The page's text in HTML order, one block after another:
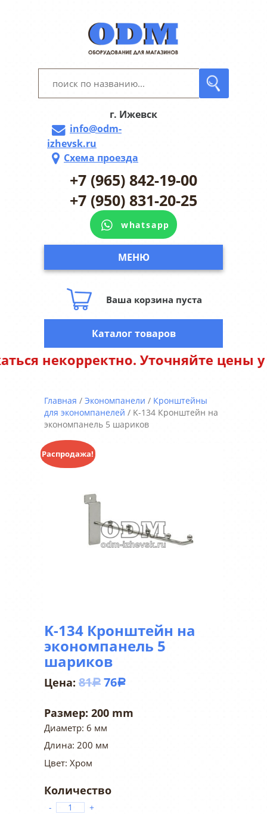
г. Ижевск
info@odm-
izhevsk.ru
Схема проезда
+7 (965) 842-19-00
+7 (950) 831-20-25
whatsapp
МЕНЮ
Ваша корзина пуста
Уточняйте цены у
Каталог товаров
Главная / Экономпанели / Кронштейны
для экономпанелей / K-134 Кронштейн на
экономпанель 5 шариков
Распродажа!
K-134 Кронштейн на
экономпанель 5
шариков
81Р 76Р
Размер: 200 mm
Диаметр: 6 мм
Длина: 200 мм
Цвет: Хром
- +